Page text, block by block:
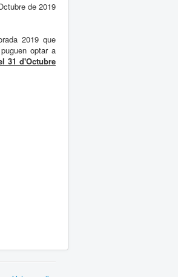
de 2019
2019 que
optar a
31 d'Octubre